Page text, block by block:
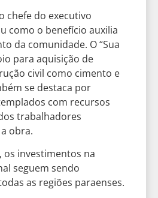
chefe do executivo
como o benefício auxilia
da comunidade. O “Sua
para aquisição de
civil como cimento e
se destaca por
com recursos
trabalhadores
obra.
os investimentos na
seguem sendo
as regiões paraenses.